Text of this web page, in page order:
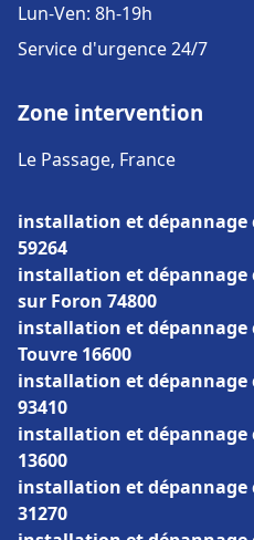
Lun-Ven: 8h-19h
Service d'urgence 24/7
Zone intervention
Le Passage, France
installation et dépannage
59264
installation et dépannage
sur Foron 74800
installation et dépannage
Touvre 16600
installation et dépannage
93410
installation et dépannage
13600
installation et dépannage
31270